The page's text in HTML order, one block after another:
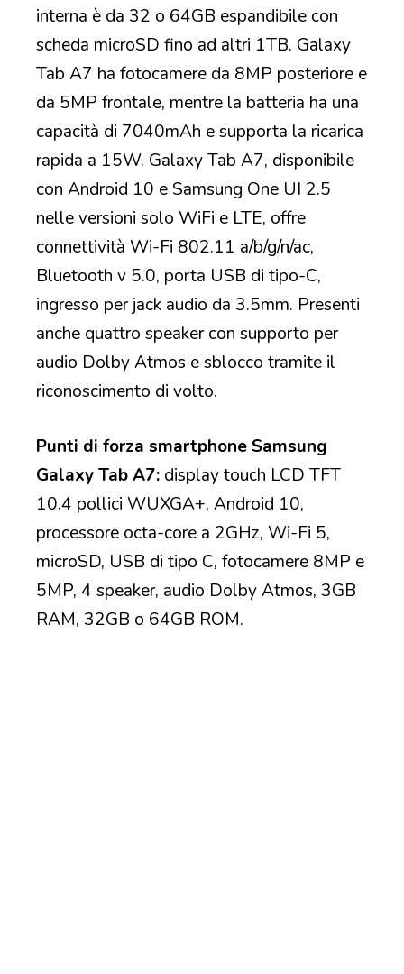
interna è da 32 o 64GB espandibile con
scheda microSD fino ad altri 1TB. Galaxy
Tab A7 ha fotocamere da 8MP posteriore e
da 5MP frontale, mentre la batteria ha una
capacità di 7040mAh e supporta la ricarica
rapida a 15W. Galaxy Tab A7, disponibile
con Android 10 e Samsung One UI 2.5
nelle versioni solo WiFi e LTE, offre
connettività Wi-Fi 802.11 a/b/g/n/ac,
Bluetooth v 5.0, porta USB di tipo-C,
ingresso per jack audio da 3.5mm. Presenti
anche quattro speaker con supporto per
audio Dolby Atmos e sblocco tramite il
riconoscimento di volto.
Punti di forza smartphone Samsung
Galaxy Tab A7: display touch LCD TFT
10.4 pollici WUXGA+, Android 10,
processore octa-core a 2GHz, Wi-Fi 5,
microSD, USB di tipo C, fotocamere 8MP e
5MP, 4 speaker, audio Dolby Atmos, 3GB
RAM, 32GB o 64GB ROM.